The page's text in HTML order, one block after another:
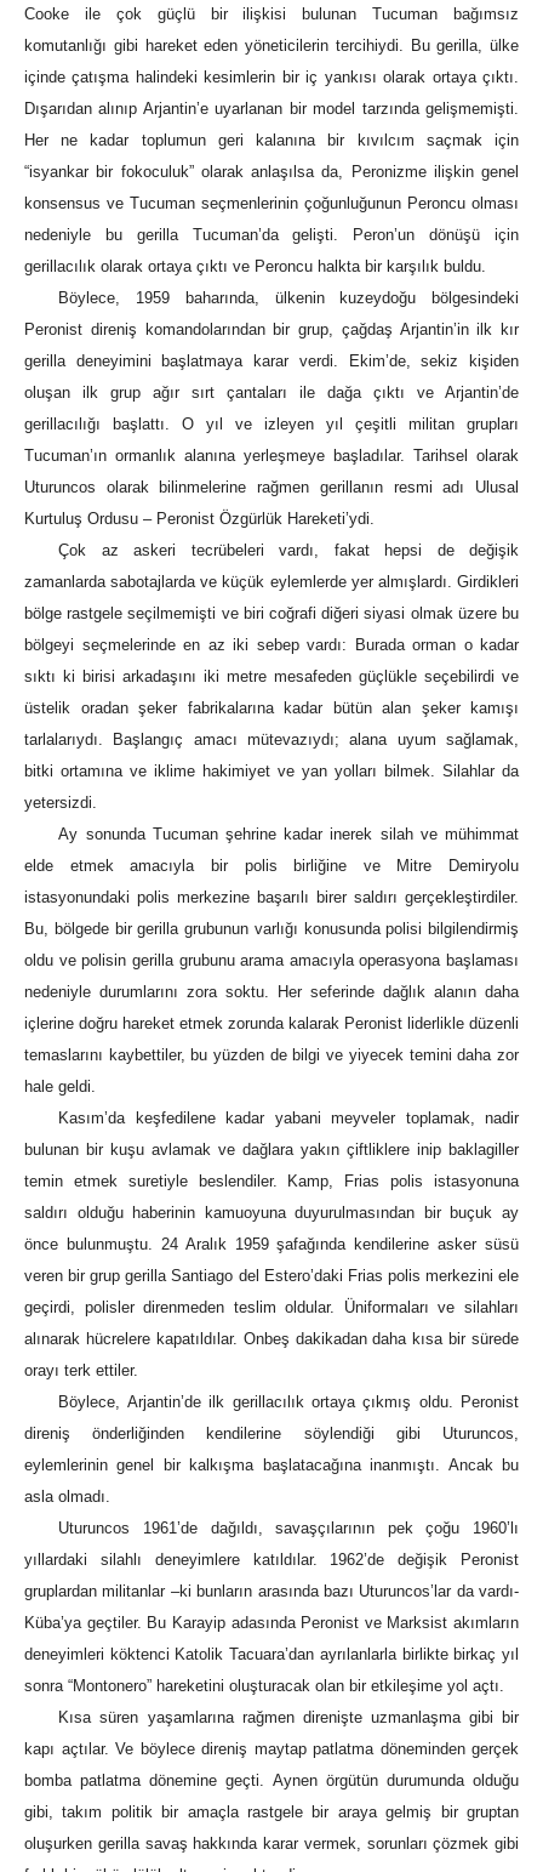
Cooke ile çok güçlü bir ilişkisi bulunan Tucuman bağımsız
komutanlığı gibi hareket eden yöneticilerin tercihiydi. Bu gerilla, ülke
içinde çatışma halindeki kesimlerin bir iç yankısı olarak ortaya çıktı.
Dışarıdan alınıp Arjantin’e uyarlanan bir model tarzında gelişmemişti.
Her ne kadar toplumun geri kalanına bir kıvılcım saçmak için
“isyankar bir fokoculuk” olarak anlaşılsa da, Peronizme ilişkin genel
konsensus ve Tucuman seçmenlerinin çoğunluğunun Peroncu olması
nedeniyle bu gerilla Tucuman’da gelişti. Peron’un dönüşü için
gerillacılık olarak ortaya çıktı ve Peroncu halkta bir karşılık buldu.
Böylece, 1959 baharında, ülkenin kuzeydoğu bölgesindeki
Peronist direniş komandolarından bir grup, çağdaş Arjantin’in ilk kır
gerilla deneyimini başlatmaya karar verdi. Ekim’de, sekiz kişiden
oluşan ilk grup ağır sırt çantaları ile dağa çıktı ve Arjantin’de
gerillacılığı başlattı. O yıl ve izleyen yıl çeşitli militan grupları
Tucuman’ın ormanlık alanına yerleşmeye başladılar. Tarihsel olarak
Uturuncos olarak bilinmelerine rağmen gerillanın resmi adı Ulusal
Kurtuluş Ordusu – Peronist Özgürlük Hareketi’ydi.
Çok az askeri tecrübeleri vardı, fakat hepsi de değişik
zamanlarda sabotajlarda ve küçük eylemlerde yer almışlardı. Girdikleri
bölge rastgele seçilmemişti ve biri coğrafi diğeri siyasi olmak üzere bu
bölgeyi seçmelerinde en az iki sebep vardı: Burada orman o kadar
sıktı ki birisi arkadaşını iki metre mesafeden güçlükle seçebilirdi ve
üstelik oradan şeker fabrikalarına kadar bütün alan şeker kamışı
tarlalarıydı. Başlangıç amacı mütevazıydı; alana uyum sağlamak,
bitki ortamına ve iklime hakimiyet ve yan yolları bilmek. Silahlar da
yetersizdi.
Ay sonunda Tucuman şehrine kadar inerek silah ve mühimmat
elde etmek amacıyla bir polis birliğine ve Mitre Demiryolu
istasyonundaki polis merkezine başarılı birer saldırı gerçekleştirdiler.
Bu, bölgede bir gerilla grubunun varlığı konusunda polisi bilgilendirmiş
oldu ve polisin gerilla grubunu arama amacıyla operasyona başlaması
nedeniyle durumlarını zora soktu. Her seferinde dağlık alanın daha
içlerine doğru hareket etmek zorunda kalarak Peronist liderlikle düzenli
temaslarını kaybettiler, bu yüzden de bilgi ve yiyecek temini daha zor
hale geldi.
Kasım’da keşfedilene kadar yabani meyveler toplamak, nadir
bulunan bir kuşu avlamak ve dağlara yakın çiftliklere inip baklagiller
temin etmek suretiyle beslendiler. Kamp, Frias polis istasyonuna
saldırı olduğu haberinin kamuoyuna duyurulmasından bir buçuk ay
önce bulunmuştu. 24 Aralık 1959 şafağında kendilerine asker süsü
veren bir grup gerilla Santiago del Estero’daki Frias polis merkezini ele
geçirdi, polisler direnmeden teslim oldular. Üniformaları ve silahları
alınarak hücrelere kapatıldılar. Onbeş dakikadan daha kısa bir sürede
orayı terk ettiler.
Böylece, Arjantin’de ilk gerillacılık ortaya çıkmış oldu. Peronist
direniş önderliğinden kendilerine söylendiği gibi Uturuncos,
eylemlerinin genel bir kalkışma başlatacağına inanmıştı. Ancak bu
asla olmadı.
Uturuncos 1961’de dağıldı, savaşçılarının pek çoğu 1960’lı
yıllardaki silahlı deneyimlere katıldılar. 1962’de değişik Peronist
gruplardan militanlar –ki bunların arasında bazı Uturuncos’lar da vardı-
Küba’ya geçtiler. Bu Karayip adasında Peronist ve Marksist akımların
deneyimleri köktenci Katolik Tacuara’dan ayrılanlarla birlikte birkaç yıl
sonra “Montonero” hareketini oluşturacak olan bir etkileşime yol açtı.
Kısa süren yaşamlarına rağmen direnişte uzmanlaşma gibi bir
kapı açtılar. Ve böylece direniş maytap patlatma döneminden gerçek
bomba patlatma dönemine geçti. Aynen örgütün durumunda olduğu
gibi, takım politik bir amaçla rastgele bir araya gelmiş bir gruptan
oluşurken gerilla savaş hakkında karar vermek, sorunları çözmek gibi